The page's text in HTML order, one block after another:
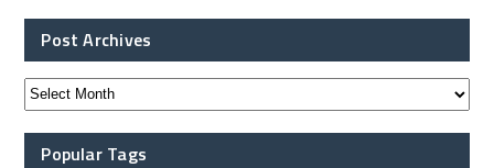
Post Archives
Popular Tags